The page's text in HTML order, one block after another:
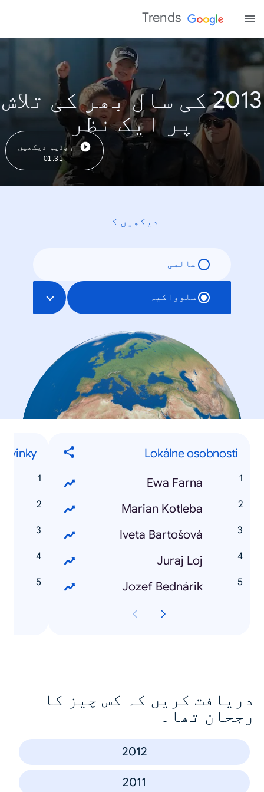
Trends
2013 کی سال بھر کی تلاش
پر ایک نظر
ویڈیو دیکھیں
01:31
دیکھیں کہ
عالمی
سلوواکیہ
Lokálne osobnosti
Ewa Farna
Marian Kotleba
Iveta Bartošová
Juraj Loj
Jozef Bednárik
دریافت کریں کہ کس چیز کا
رجحان تھا۔
2012
2011